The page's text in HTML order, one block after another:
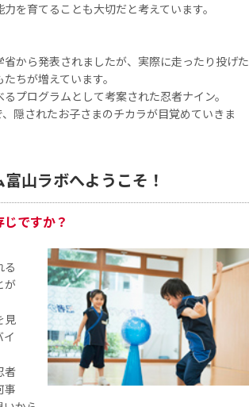
を育てることも大切だと考えています。
から発表されましたが、実際に走ったり投げた
ちが増えています。
プログラムとして考案された忍者ナイン。
隠されたお子さまのチカラが目覚めていきま
山ラボへようこそ！
ですか？
る
が
見
者
事